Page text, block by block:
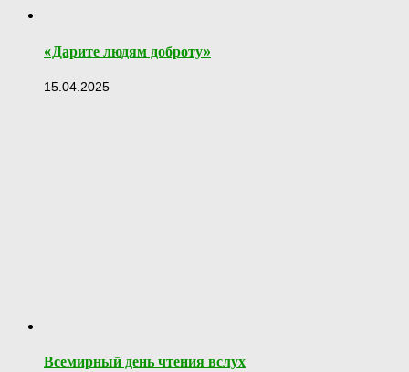
«Дарите людям доброту»
15.04.2025
Всемирный день чтения вслух